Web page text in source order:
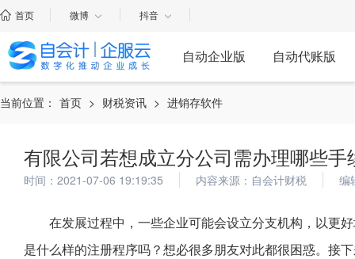
首页 微博 抖音
自动企业版 自动代账版
当前位置： 首页 > 财税资讯 > 进销存软件
有限公司若想成立分公司需办理哪些手
时间：2021-07-06 19:19:35 内容来源：自会计财税 编
在发展过程中，一些企业可能会设立分支机构，以更
是什么样的注册程序吗？想必很多朋友对此都很困惑。接